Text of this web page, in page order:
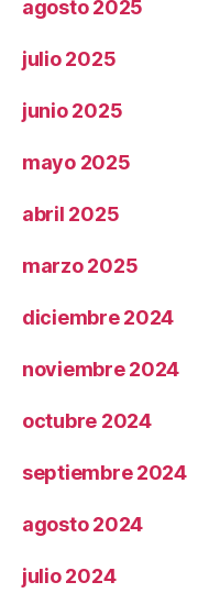
agosto 2025
julio 2025
junio 2025
mayo 2025
abril 2025
marzo 2025
diciembre 2024
noviembre 2024
octubre 2024
septiembre 2024
agosto 2024
julio 2024